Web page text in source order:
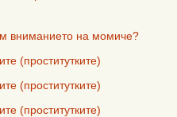
вниманието на момиче?
(проститутките)
(проститутките)
(проститутките)